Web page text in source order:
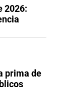
2026:
prima de